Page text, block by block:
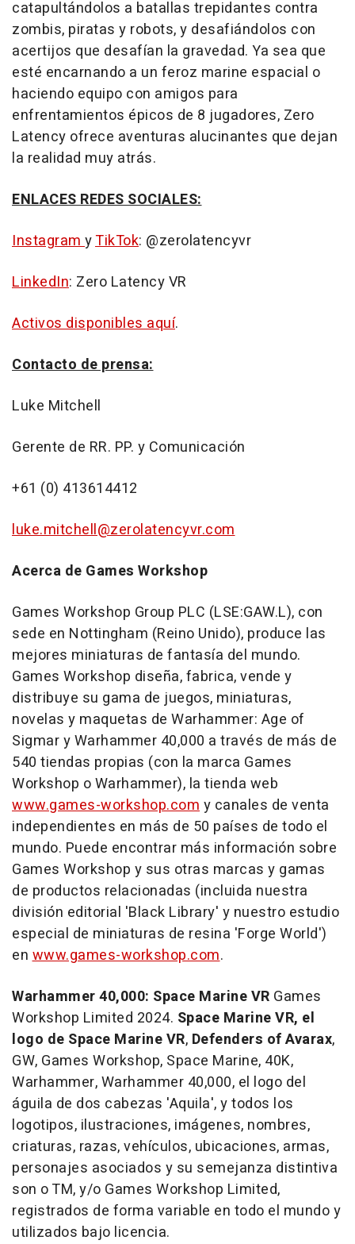
catapultándolos a batallas trepidantes contra
zombis, piratas y robots, y desafiándolos con
acertijos que desafían la gravedad. Ya sea que
esté encarnando a un feroz marine espacial o
haciendo equipo con amigos para
enfrentamientos épicos de 8 jugadores, Zero
Latency ofrece aventuras alucinantes que dejan
la realidad muy atrás.
ENLACES REDES SOCIALES:
InstagramyTikTok: @zerolatencyvr
LinkedIn: Zero Latency VR
Activos disponibles aquí.
Contacto de prensa:
Luke Mitchell
Gerente de RR. PP. y Comunicación
+61 (0) 413614412
luke.mitchell@zerolatencyvr.com
Acerca de Games Workshop
Games Workshop Group PLC (LSE:GAW.L), con
sede en Nottingham (Reino Unido), produce las
mejores miniaturas de fantasía del mundo.
Games Workshop diseña, fabrica, vende y
distribuye su gama de juegos, miniaturas,
novelas y maquetas de Warhammer: Age of
Sigmar y Warhammer 40,000 a través de más de
540 tiendas propias (con la marca Games
Workshop o Warhammer), la tienda web
www.games-workshop.comy canales de venta
independientes en más de 50 países de todo el
mundo. Puede encontrar más información sobre
Games Workshop y sus otras marcas y gamas
de productos relacionadas (incluida nuestra
división editorial 'Black Library' y nuestro estudio
especial de miniaturas de resina 'Forge World')
enwww.games-workshop.com.
Warhammer 40,000: Space Marine VR Games
Workshop Limited 2024. Space Marine VR, el
logo de Space Marine VR, Defenders of Avarax,
GW, Games Workshop, Space Marine, 40K,
Warhammer, Warhammer 40,000, el logo del
águila de dos cabezas 'Aquila', y todos los
logotipos, ilustraciones, imágenes, nombres,
criaturas, razas, vehículos, ubicaciones, armas,
personajes asociados y su semejanza distintiva
son o TM, y/o Games Workshop Limited,
registrados de forma variable en todo el mundo y
utilizados bajo licencia.